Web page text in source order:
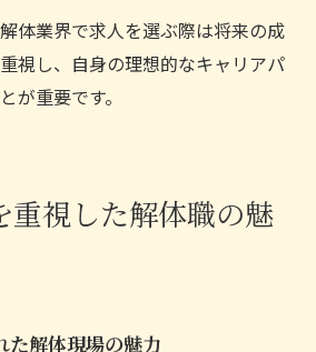
体業界で求人を選ぶ際は将来の成
視し、自身の理想的なキャリアパ
が重要です。
重視した解体職の魅
た解体現場の魅力